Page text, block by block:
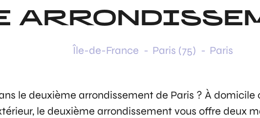
Île-de-France - Paris (75) - Paris
le deuxième arrondissement de Paris ? À domicile
le deuxième arrondissement vous offre deux